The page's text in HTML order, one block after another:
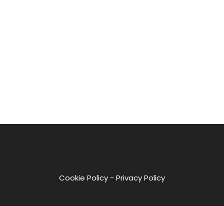
Cookie Policy -Privacy Policy